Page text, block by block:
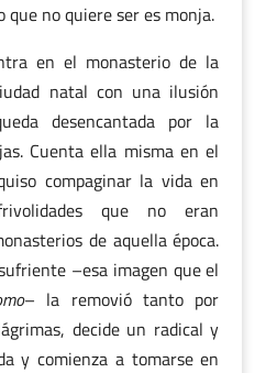
que no quiere ser es monja.
en el monasterio de la
natal con una ilusión
desencantada por la
Cuenta ella misma en el
compaginar la vida en
que no eran
de aquella época.
–esa imagen que el
– la removió tanto por
decide un radical y
y comienza a tomarse en